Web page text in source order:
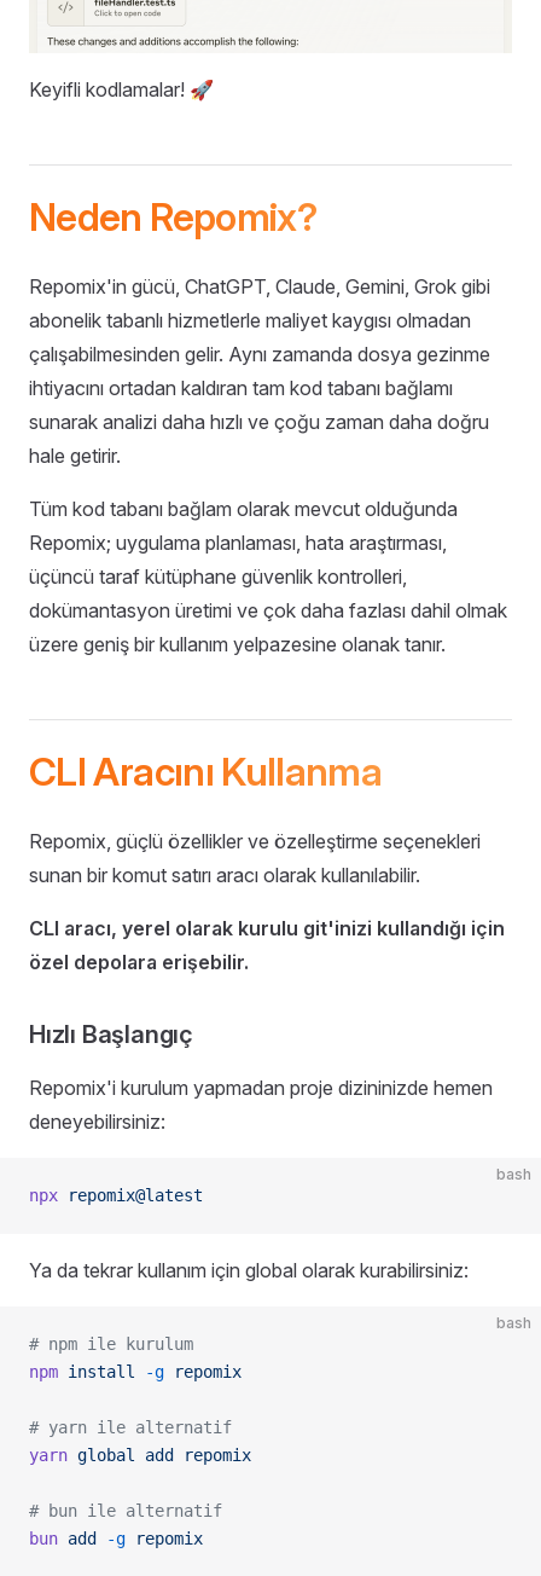
Keyifli kodlamalar! 🚀
Neden Repomix?
Repomix'in gücü, ChatGPT, Claude, Gemini, Grok gibi
abonelik tabanlı hizmetlerle maliyet kaygısı olmadan
çalışabilmesinden gelir. Aynı zamanda dosya gezinme
ihtiyacını ortadan kaldıran tam kod tabanı bağlamı
sunarak analizi daha hızlı ve çoğu zaman daha doğru
hale getirir.
Tüm kod tabanı bağlam olarak mevcut olduğunda
Repomix; uygulama planlaması, hata araştırması,
üçüncü taraf kütüphane güvenlik kontrolleri,
dokümantasyon üretimi ve çok daha fazlası dahil olmak
üzere geniş bir kullanım yelpazesine olanak tanır.
CLI Aracını Kullanma
Repomix, güçlü özellikler ve özelleştirme seçenekleri
sunan bir komut satırı aracı olarak kullanılabilir.
CLI aracı, yerel olarak kurulu git'inizi kullandığı için
özel depolara erişebilir.
Hızlı Başlangıç
Repomix'i kurulum yapmadan proje dizininizde hemen
deneyebilirsiniz:
bash
npx repomix@latest
Ya da tekrar kullanım için global olarak kurabilirsiniz:
bash
# npm ile kurulum
npm install -g repomix
# yarn ile alternatif
yarn global add repomix
# bun ile alternatif
bun add -g repomix